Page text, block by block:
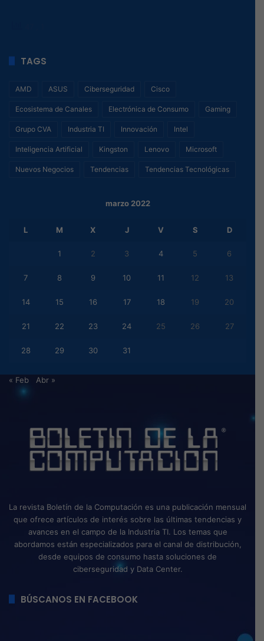
TAGS
AMD ASUS Ciberseguridad Cisco
Ecosistema de Canales Electrónica de Consumo Gaming
Grupo CVA Industria TI Innovación Intel
Inteligencia Artificial Kingston Lenovo Microsoft
Nuevos Negocios Tendencias Tendencias Tecnológicas
marzo 2022
L M X J V S D
1 2 3 4 5 6
7 8 9 10 11 12 13
14 15 16 17 18 19 20
21 22 23 24 25 26 27
28 29 30 31
« Feb Abr »
La revista Boletín de la Computación es una publicación mensual
que ofrece artículos de interés sobre las últimas tendencias y
avances en el campo de la Industria TI. Los temas que
abordamos están especializados para el canal de distribución,
desde equipos de consumo hasta soluciones de
ciberseguridad y Data Center.
BÚSCANOS EN FACEBOOK